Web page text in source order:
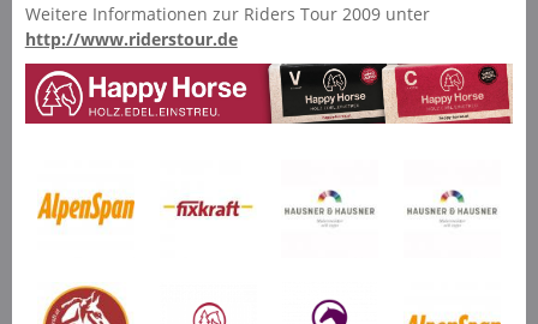
Weitere Informationen zur Riders Tour 2009 unter
http://www.riderstour.de